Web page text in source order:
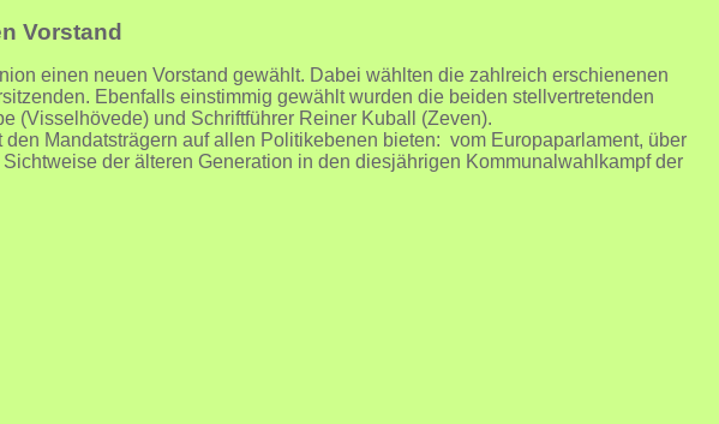
Vorstand
einen neuen Vorstand gewählt. Dabei wählten die zahlreich erschienenen
Ebenfalls einstimmig gewählt wurden die beiden stellvertretenden
(Visselhövede) und Schriftführer Reiner Kuball (Zeven).
Mandatsträgern auf allen Politikebenen bieten: vom Europaparlament, über
der älteren Generation in den diesjährigen Kommunalwahlkampf der